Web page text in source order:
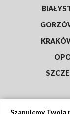
Szanujemy Twoją